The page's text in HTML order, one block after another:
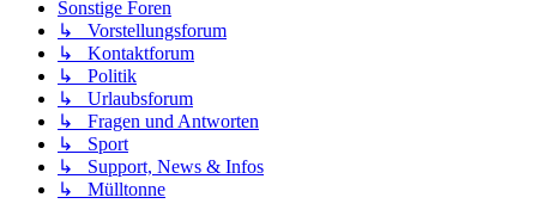
Sonstige Foren
↳ Vorstellungsforum
↳ Kontaktforum
↳ Politik
↳ Urlaubsforum
↳ Fragen und Antworten
↳ Sport
↳ Support, News & Infos
↳ Mülltonne